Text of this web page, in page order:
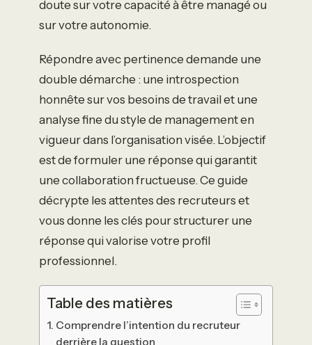
doute sur votre capacité à être managé ou
sur votre autonomie.
Répondre avec pertinence demande une
double démarche : une introspection
honnête sur vos besoins de travail et une
analyse fine du style de management en
vigueur dans l’organisation visée. L’objectif
est de formuler une réponse qui garantit
une collaboration fructueuse. Ce guide
décrypte les attentes des recruteurs et
vous donne les clés pour structurer une
réponse qui valorise votre profil
professionnel.
Table des matières
Comprendre l’intention du recruteur
derrière la question